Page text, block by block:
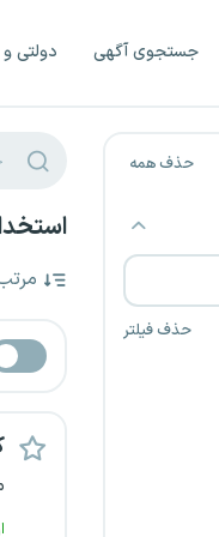
جستجوی آگهی دولتی
حذف همه
حذف فیلتر